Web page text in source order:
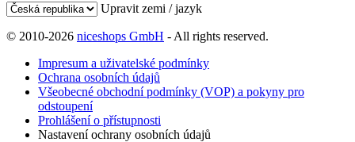
Upravit zemi / jazyk
© 2010-2026 niceshops GmbH - All rights reserved.
Impresum a uživatelské podmínky
Ochrana osobních údajů
Všeobecné obchodní podmínky (VOP) a pokyny pro
odstoupení
Prohlášení o přístupnosti
Nastavení ochrany osobních údajů